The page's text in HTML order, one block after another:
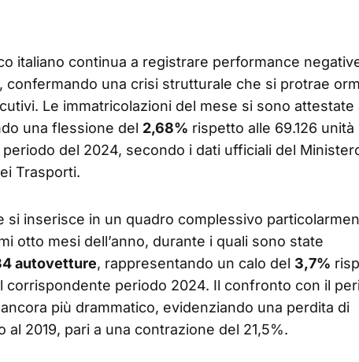
italiano continua a registrare performance
confermando una crisi strutturale che si protrae
Le immatricolazioni del mese si sono attestate
una flessione del 2,68% rispetto alle 69.126 unità
del 2024, secondo i dati ufficiali del
Trasporti.
si inserisce in un quadro complessivo
otto mesi dell’anno, durante i quali sono state
autovetture, rappresentando un calo del 3,7%
corrispondente periodo 2024. Il confronto con il
più drammatico, evidenziando una perdita di
2019, pari a una contrazione del 21,5%.